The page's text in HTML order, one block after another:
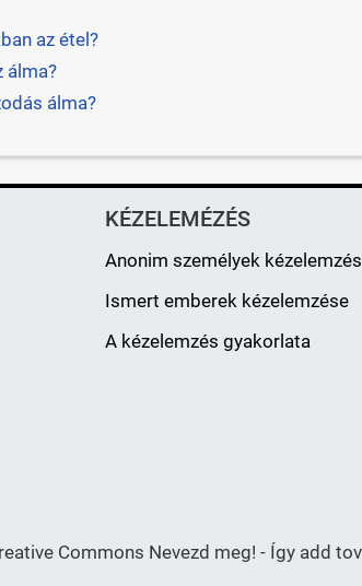
az étel?
álma?
álma?
KÉZELEMÉZÉS
Anonim személyek
Ismert emberek kézelemzése
A kézelemzés gyakorlata
Commons Nevezd meg! - Így add